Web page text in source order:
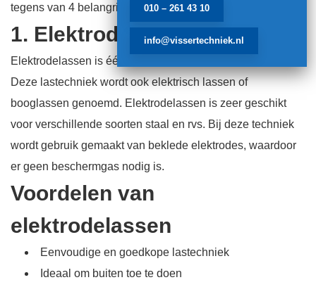
tegens van 4 belangrijke lastechnieken.
1. Elektrodelassen
Elektrodelassen is één van de populairste lastechnieken.
Deze lastechniek wordt ook elektrisch lassen of
booglassen genoemd. Elektrodelassen is zeer geschikt
voor verschillende soorten staal en rvs. Bij deze techniek
wordt gebruik gemaakt van beklede elektrodes, waardoor
er geen beschermgas nodig is.
Voordelen van
elektrodelassen
Eenvoudige en goedkope lastechniek
Ideaal om buiten toe te doen
010 – 261 43 10
info@vissertechniek.nl